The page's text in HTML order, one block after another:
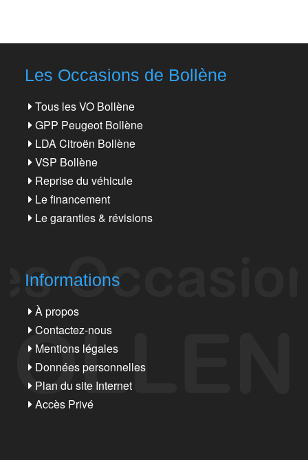
Les Occasions de Bollène
Tous les VO Bollène
GPP Peugeot Bollène
LDA Citroën Bollène
VSP Bollène
Reprise du véhicule
Le financement
Le garanties & révisions
Informations
À propos
Contactez-nous
Mentions légales
Données personnelles
Plan du site Internet
Accès Privé